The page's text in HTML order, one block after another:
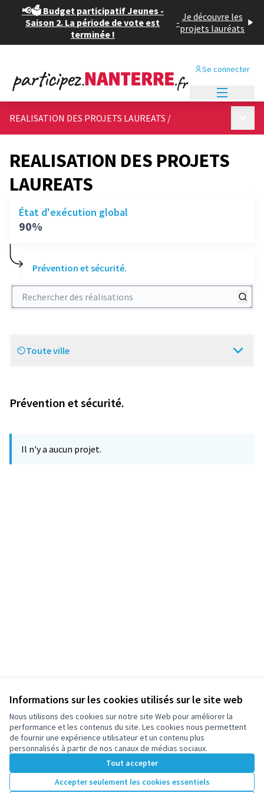
Informations sur les cookies utilisés sur le site web
Nous utilisons des cookies sur notre site Web pour améliorer la
performance et les contenus du site. Les cookies nous permettent
de fournir une expérience utilisateur et un contenu plus
personnalisés à partir de nos canaux de médias sociaux.
Tout accepter
Accepter seulement les cookies essentiels
📢🗳️ Budget participatif Jeunes -
Saison 2. La période de vote est
terminée !
- Je découvre les
projets lauréats
Se connecter
REALISATION DES PROJETS LAUREATS /
REALISATION DES PROJETS
LAUREATS
État d'exécution global
90%
Prévention et sécurité.
Rechercher des réalisations
Scope
Toute ville
Prévention et sécurité.
Il n'y a aucun projet.